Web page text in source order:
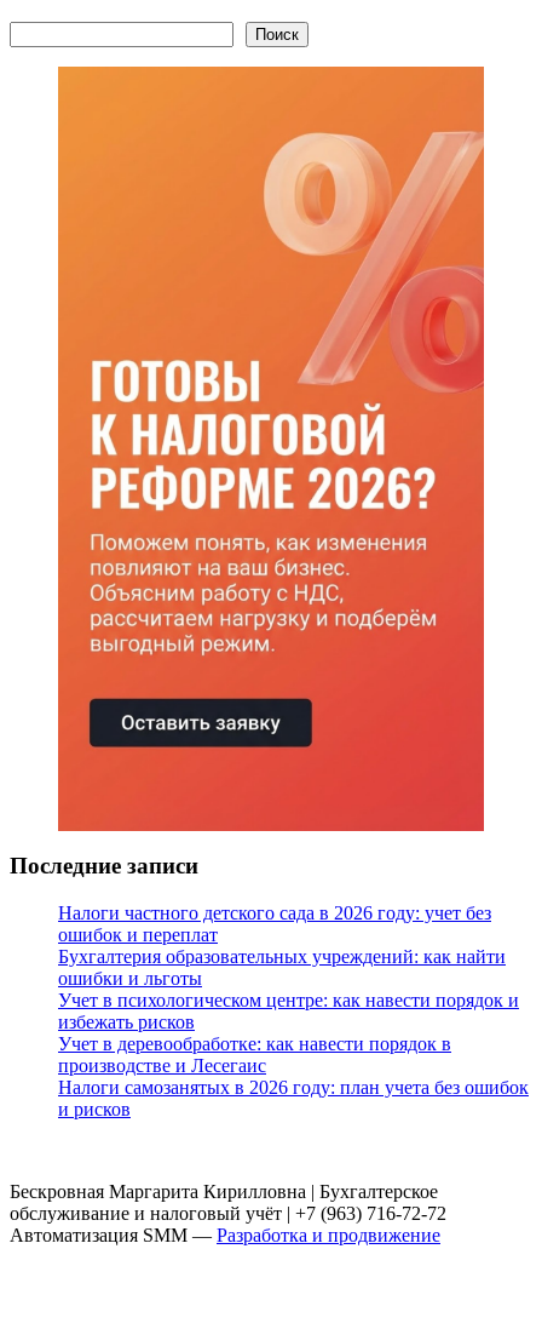
Поиск
Последние записи
Налоги частного детского сада в 2026 году: учет без
ошибок и переплат
Бухгалтерия образовательных учреждений: как найти
ошибки и льготы
Учет в психологическом центре: как навести порядок и
избежать рисков
Учет в деревообработке: как навести порядок в
производстве и Лесегаис
Налоги самозанятых в 2026 году: план учета без ошибок
и рисков
Бескровная Маргарита Кирилловна | Бухгалтерское
обслуживание и налоговый учёт | +7 (963) 716-72-72
Автоматизация SMM — Разработка и продвижение